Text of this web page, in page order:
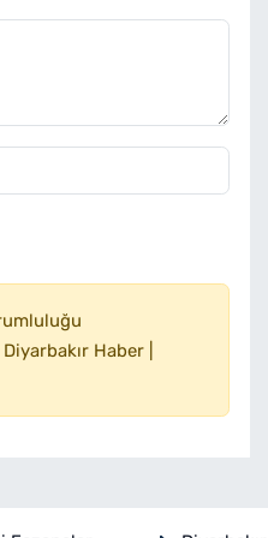
Haber |